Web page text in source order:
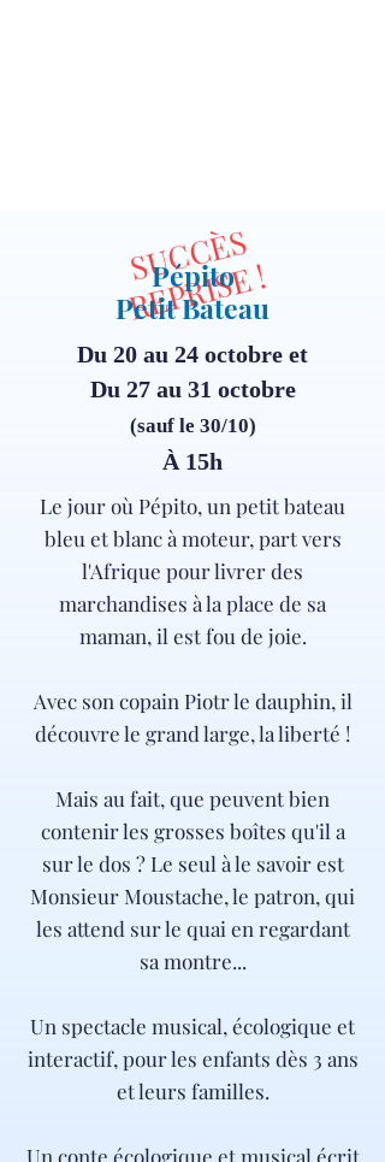
SUCCÈS
REPRISE !
Pépito
Petit Bateau
Du 20 au 24 octobre et
Du 27 au 31 octobre
(sauf le 30/10)
À 15h
Le jour où Pépito, un petit bateau
bleu et blanc à moteur, part vers
l'Afrique pour livrer des
marchandises à la place de sa
maman, il est fou de joie.
Avec son copain Piotr le dauphin, il
découvre le grand large, la liberté !
Mais au fait, que peuvent bien
contenir les grosses boîtes qu'il a
sur le dos ? Le seul à le savoir est
Monsieur Moustache, le patron, qui
les attend sur le quai en regardant
sa montre...
Un spectacle musical, écologique et
interactif, pour les enfants dès 3 ans
et leurs familles.
Un conte écologique et musical écrit